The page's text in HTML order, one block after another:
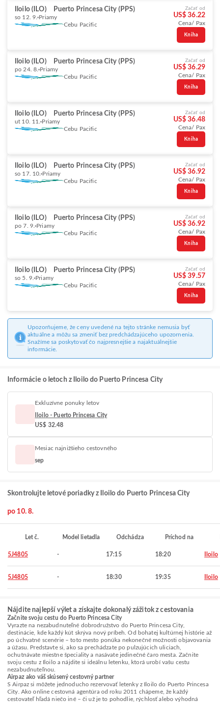
Iloilo (ILO) Puerto Princesa City (PPS)
so 12. 9. Priamy
Cebu Pacific
Začať od
US$ 36.22
Cena/ Pax
Kniha
Iloilo (ILO) Puerto Princesa City (PPS)
po 24. 8. Priamy
Cebu Pacific
Začať od
US$ 36.29
Cena/ Pax
Kniha
Iloilo (ILO) Puerto Princesa City (PPS)
ut 10. 11. Priamy
Cebu Pacific
Začať od
US$ 36.48
Cena/ Pax
Kniha
Iloilo (ILO) Puerto Princesa City (PPS)
so 17. 10. Priamy
Cebu Pacific
Začať od
US$ 36.92
Cena/ Pax
Kniha
Iloilo (ILO) Puerto Princesa City (PPS)
po 7. 9. Priamy
Cebu Pacific
Začať od
US$ 36.92
Cena/ Pax
Kniha
Iloilo (ILO) Puerto Princesa City (PPS)
so 5. 9. Priamy
Cebu Pacific
Začať od
US$ 39.57
Cena/ Pax
Kniha
Upozorňujeme, že ceny uvedené na tejto stránke nemusia byť
aktuálne a môžu sa zmeniť bez predchádzajúceho upozornenia.
Snažíme sa poskytovať čo najpresnejšie a najaktuálnejšie
informácie.
Informácie o letoch z Iloilo do Puerto Princesa City
Exkluzívne ponuky letov
Iloilo - Puerto Princesa City
US$ 32.48
Mesiac najnižšieho cestovného
sep
Skontrolujte letové poriadky z Iloilo do Puerto Princesa City
po 10. 8.
Let č. Model lietadla Odchádza Príchod na
5J4805 - 17:15 18:20 Iloilo
5J4805 - 18:30 19:35 Iloilo
Nájdite najlepší výlet a získajte dokonalý zážitok z cestovania
Začnite svoju cestu do Puerto Princesa City
Vyrazte na nezabudnuteľné dobrodružstvo do Puerto Princesa City,
destinácie, kde každý kút skrýva nový príbeh. Od bohatej kultúrnej histórie až
po úchvatné scenérie – toto mesto ponúka nekonečné možnosti objavovania
a úžasu. Predstavte si, ako sa prechádzate po pulzujúcich uliciach,
ochutnávate miestne špeciality a nasávate jedinečné čaro mesta. Začnite
svoju cestu z Iloilo a nájdite si ideálnu letenku, ktorá urobí vašu cestu
nezabudnuteľnou.
Airpaz ako váš skúsený cestovný partner
S Airpaz si môžete jednoducho rezervovať letenky z Iloilo do Puerto Princesa
City. Ako online cestovná agentúra od roku 2011 chápeme, že každý
cestovateľ hľadá niečo iné – či už je to pohodlie, rýchlosť alebo výhodná